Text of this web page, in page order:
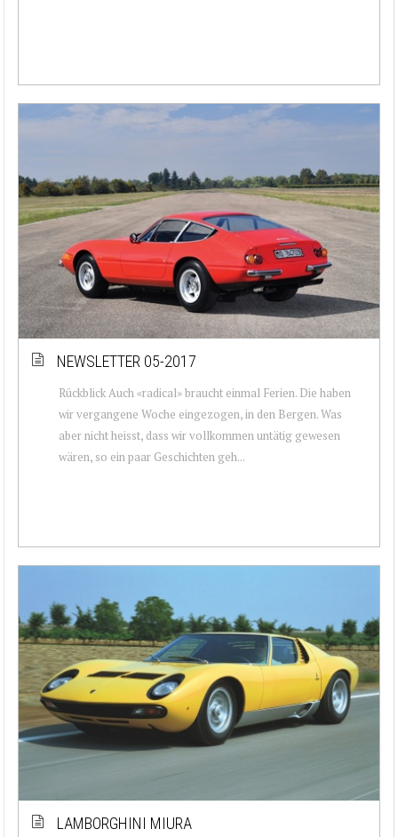
NEWSLETTER 05-2017
Rückblick Auch «radical» braucht einmal Ferien. Die haben
wir vergangene Woche eingezogen, in den Bergen. Was
aber nicht heisst, dass wir vollkommen untätig gewesen
wären, so ein paar Geschichten geh...
LAMBORGHINI MIURA